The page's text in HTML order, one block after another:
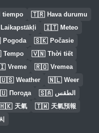
tiempo 🇹🇷 Hava durumu
Laikapstākļi 🇮🇹 Meteo
Pogoda 🇸🇰 Počasie
Tempo 🇻🇳 Thời tiết
Vreme 🇷🇴 Vremea
Weather 🇳🇱 Weer
Погода 🇸🇦 الطقس
天氣 🇹🇼 天氣預報